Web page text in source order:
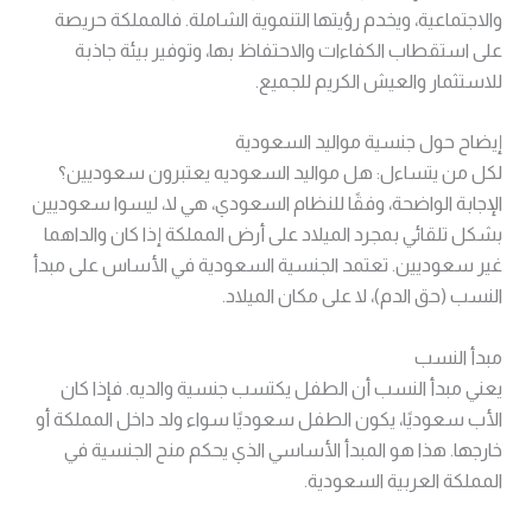
والاجتماعية، ويخدم رؤيتها التنموية الشاملة. فالمملكة حريصة
على استقطاب الكفاءات والاحتفاظ بها، وتوفير بيئة جاذبة
للاستثمار والعيش الكريم للجميع.
إيضاح حول جنسية مواليد السعودية
لكل من يتساءل: هل مواليد السعوديه يعتبرون سعوديين؟
الإجابة الواضحة، وفقًا للنظام السعودي، هي لا، ليسوا سعوديين
بشكل تلقائي بمجرد الميلاد على أرض المملكة إذا كان والداهما
غير سعوديين. تعتمد الجنسية السعودية في الأساس على مبدأ
النسب (حق الدم)، لا على مكان الميلاد.
مبدأ النسب
يعني مبدأ النسب أن الطفل يكتسب جنسية والديه. فإذا كان
الأب سعوديًا، يكون الطفل سعوديًا سواء ولد داخل المملكة أو
خارجها. هذا هو المبدأ الأساسي الذي يحكم منح الجنسية في
المملكة العربية السعودية.